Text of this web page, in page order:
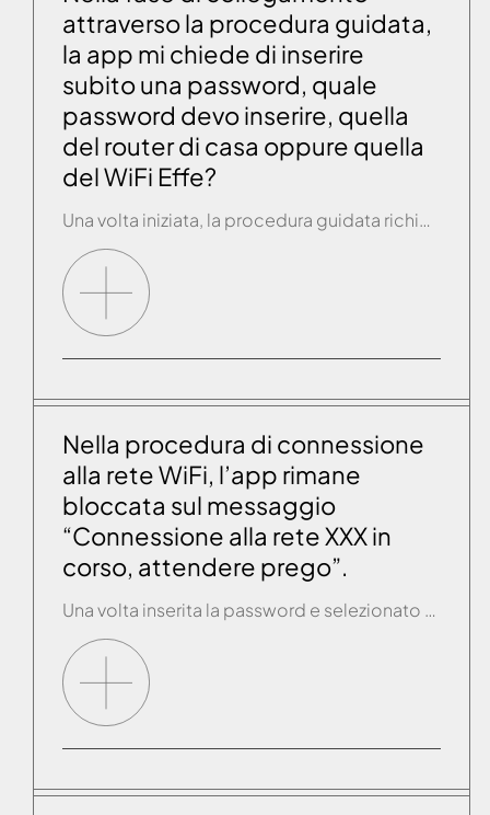
attraverso la procedura guidata,
la app mi chiede di inserire
subito una password, quale
password devo inserire, quella
del router di casa oppure quella
del WiFi Effe?
Una volta iniziata, la procedura guidata richiede subito la password del dispositivo WiFi al quale si è connessi mentre si effettua il collegamento. Dovendo essere connessi al router di casa è pertanto opportuno inserire la password del router di casa.
Nella procedura di connessione
alla rete WiFi, l’app rimane
bloccata sul messaggio
“Connessione alla rete XXX in
corso, attendere prego”.
Una volta inserita la password e selezionato CONNETTI/AVANTI appare un messaggio che recita “Connessione alla rete XXX in corso, attendere prego” che rimane sempre anche dopo diversi minuti e la app rimane bloccata su questa schermata. La connessione tra router di casa ed il prodotto Effe non è andata a buon fine. Chiudere completamente la […]